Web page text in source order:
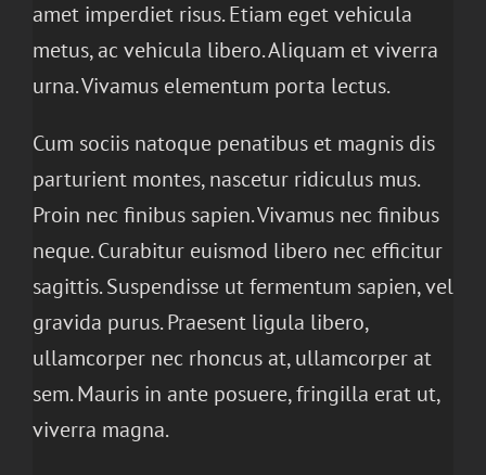
amet imperdiet risus. Etiam eget vehicula
metus, ac vehicula libero. Aliquam et viverra
urna. Vivamus elementum porta lectus.
Cum sociis natoque penatibus et magnis dis
parturient montes, nascetur ridiculus mus.
Proin nec finibus sapien. Vivamus nec finibus
neque. Curabitur euismod libero nec efficitur
sagittis. Suspendisse ut fermentum sapien, vel
gravida purus. Praesent ligula libero,
ullamcorper nec rhoncus at, ullamcorper at
sem. Mauris in ante posuere, fringilla erat ut,
viverra magna.